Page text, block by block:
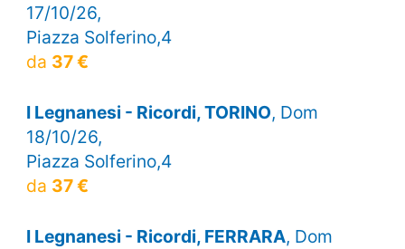
17/10/26,
Piazza Solferino,4
da 37 €
I Legnanesi - Ricordi, TORINO, Dom
18/10/26,
Piazza Solferino,4
da 37 €
I Legnanesi - Ricordi, FERRARA, Dom